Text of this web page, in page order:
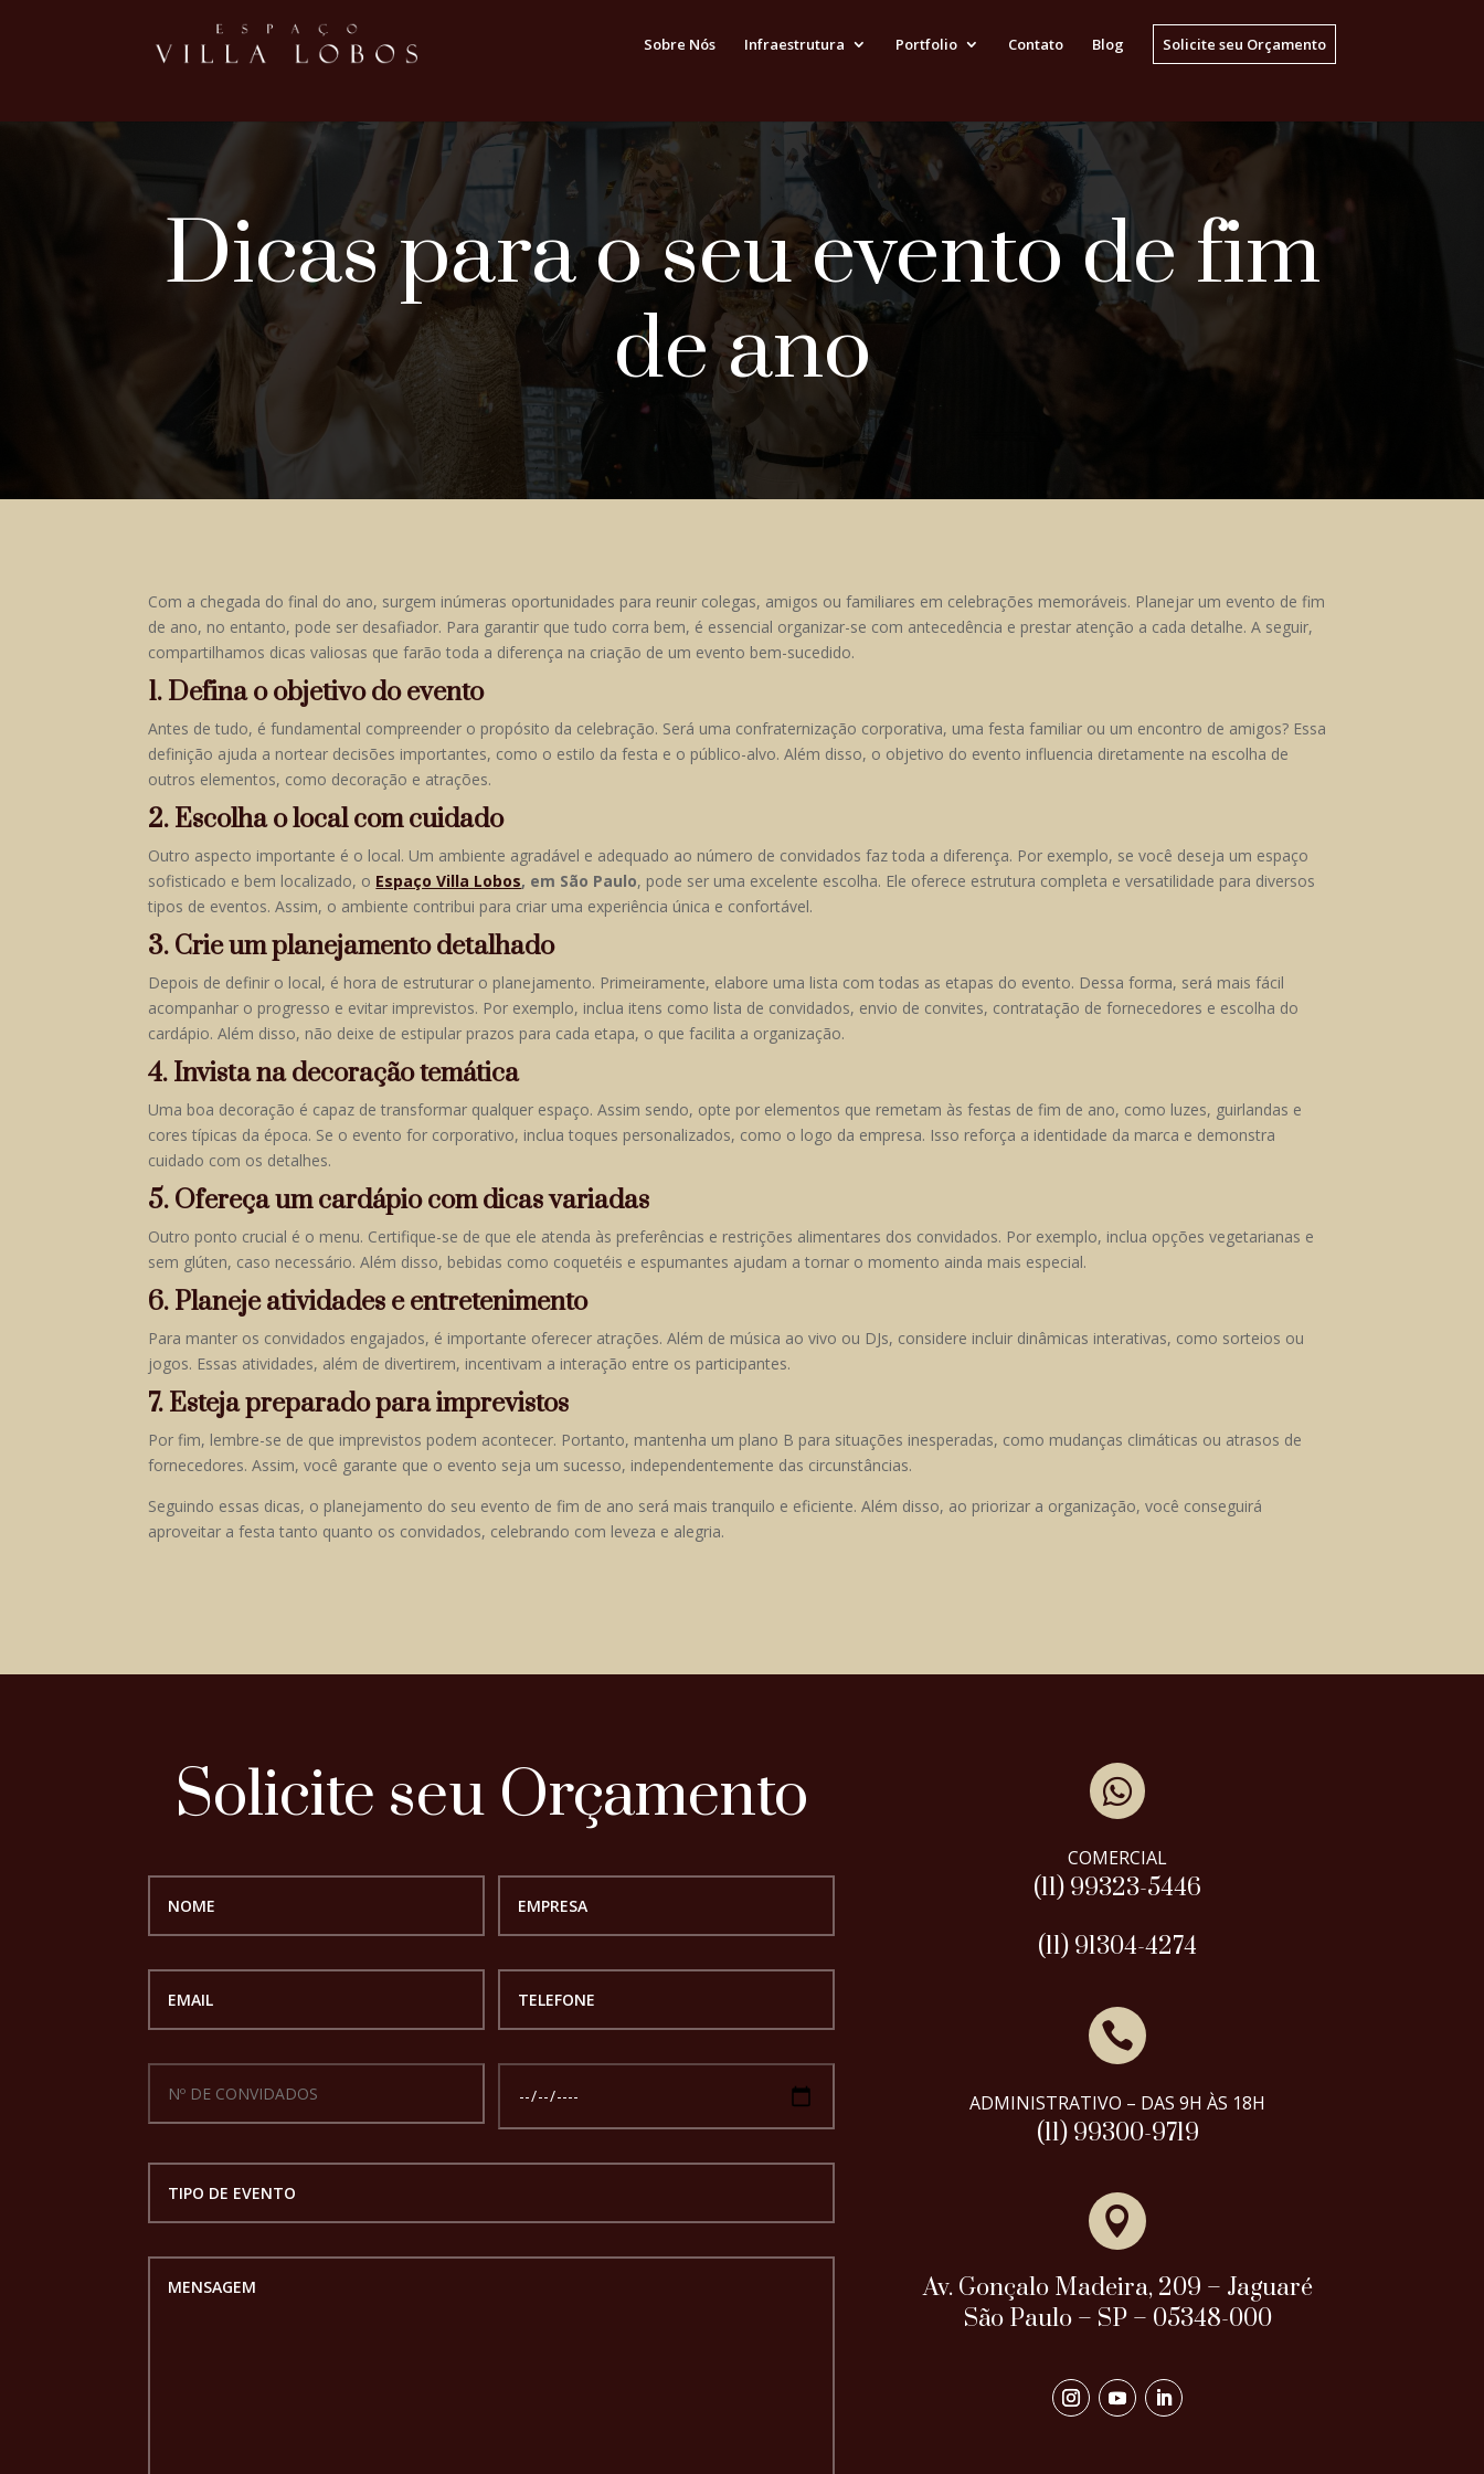
Sobre Nós Infraestrutura Portfolio Contato Blog Solicite seu Orçamento
Dicas para o seu evento de fim
de ano
Com a chegada do final do ano, surgem inúmeras oportunidades para reunir colegas, amigos ou familiares em celebrações memoráveis. Planejar um evento de fim
de ano, no entanto, pode ser desafiador. Para garantir que tudo corra bem, é essencial organizar-se com antecedência e prestar atenção a cada detalhe. A seguir,
compartilhamos dicas valiosas que farão toda a diferença na criação de um evento bem-sucedido.
1. Defina o objetivo do evento
Antes de tudo, é fundamental compreender o propósito da celebração. Será uma confraternização corporativa, uma festa familiar ou um encontro de amigos? Essa
definição ajuda a nortear decisões importantes, como o estilo da festa e o público-alvo. Além disso, o objetivo do evento influencia diretamente na escolha de
outros elementos, como decoração e atrações.
2. Escolha o local com cuidado
Outro aspecto importante é o local. Um ambiente agradável e adequado ao número de convidados faz toda a diferença. Por exemplo, se você deseja um espaço
sofisticado e bem localizado, o Espaço Villa Lobos, em São Paulo, pode ser uma excelente escolha. Ele oferece estrutura completa e versatilidade para diversos
tipos de eventos. Assim, o ambiente contribui para criar uma experiência única e confortável.
3. Crie um planejamento detalhado
Depois de definir o local, é hora de estruturar o planejamento. Primeiramente, elabore uma lista com todas as etapas do evento. Dessa forma, será mais fácil
acompanhar o progresso e evitar imprevistos. Por exemplo, inclua itens como lista de convidados, envio de convites, contratação de fornecedores e escolha do
cardápio. Além disso, não deixe de estipular prazos para cada etapa, o que facilita a organização.
4. Invista na decoração temática
Uma boa decoração é capaz de transformar qualquer espaço. Assim sendo, opte por elementos que remetam às festas de fim de ano, como luzes, guirlandas e
cores típicas da época. Se o evento for corporativo, inclua toques personalizados, como o logo da empresa. Isso reforça a identidade da marca e demonstra
cuidado com os detalhes.
5. Ofereça um cardápio com dicas variadas
Outro ponto crucial é o menu. Certifique-se de que ele atenda às preferências e restrições alimentares dos convidados. Por exemplo, inclua opções vegetarianas e
sem glúten, caso necessário. Além disso, bebidas como coquetéis e espumantes ajudam a tornar o momento ainda mais especial.
6. Planeje atividades e entretenimento
Para manter os convidados engajados, é importante oferecer atrações. Além de música ao vivo ou DJs, considere incluir dinâmicas interativas, como sorteios ou
jogos. Essas atividades, além de divertirem, incentivam a interação entre os participantes.
7. Esteja preparado para imprevistos
Por fim, lembre-se de que imprevistos podem acontecer. Portanto, mantenha um plano B para situações inesperadas, como mudanças climáticas ou atrasos de
fornecedores. Assim, você garante que o evento seja um sucesso, independentemente das circunstâncias.
Seguindo essas dicas, o planejamento do seu evento de fim de ano será mais tranquilo e eficiente. Além disso, ao priorizar a organização, você conseguirá
aproveitar a festa tanto quanto os convidados, celebrando com leveza e alegria.
Solicite seu Orçamento 
COMERCIAL
(11) 99323-5446
(11) 91304-4274

ADMINISTRATIVO – DAS 9H ÀS 18H
(11) 99300-9719

Av. Gonçalo Madeira, 209 – Jaguaré
São Paulo – SP – 05348-000